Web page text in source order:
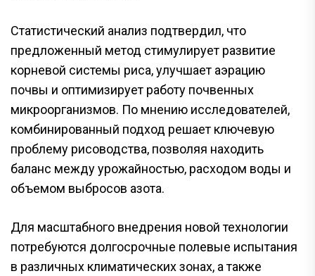
Статистический анализ подтвердил, что
предложенный метод стимулирует развитие
корневой системы риса, улучшает аэрацию
почвы и оптимизирует работу почвенных
микроорганизмов. По мнению исследователей,
комбинированный подход решает ключевую
проблему рисоводства, позволяя находить
баланс между урожайностью, расходом воды и
объемом выбросов азота.
Для масштабного внедрения новой технологии
потребуются долгосрочные полевые испытания
в различных климатических зонах, а также